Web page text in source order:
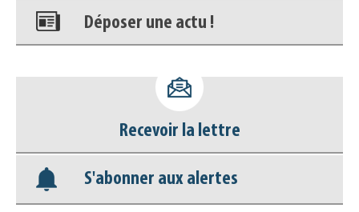
Déposer une actu !
déconnecter)
Base documentaire
Nos veilles Scoop.it
Recevoir la lettre
S'abonner aux alertes